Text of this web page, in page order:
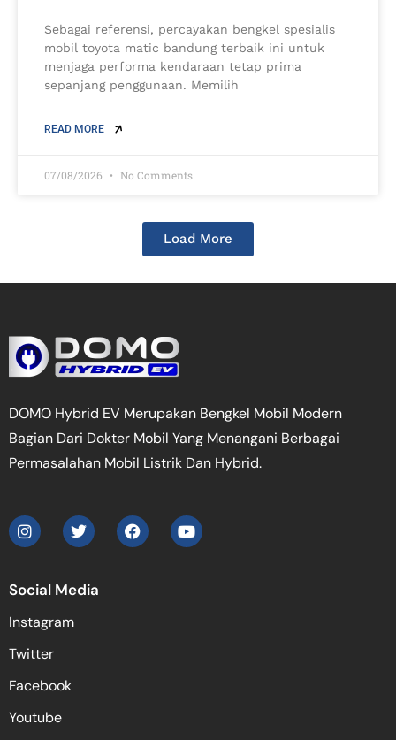
Sebagai referensi, percayakan bengkel spesialis
mobil toyota matic bandung terbaik ini untuk
menjaga performa kendaraan tetap prima
sepanjang penggunaan. Memilih
READ MORE
07/08/2026 No Comments
Load More
DOMO Hybrid EV Merupakan Bengkel Mobil Modern
Bagian Dari Dokter Mobil Yang Menangani Berbagai
Permasalahan Mobil Listrik Dan Hybrid.
Social Media
Instagram
Twitter
Facebook
Youtube